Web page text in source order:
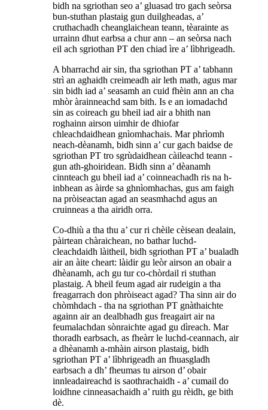
bidh na sgriothan seo a’ gluasad tro gach seòrsa
bun-stuthan plastaig gun duilgheadas, a’
cruthachadh cheanglaichean teann, tèarainte as
urrainn dhut earbsa a chur ann – an seòrsa nach
eil ach sgriothan PT den chiad ìre a’ lìbhrigeadh.
A bharrachd air sin, tha sgriothan PT a’ tabhann
strì an aghaidh creimeadh air leth math, agus mar
sin bidh iad a’ seasamh an cuid fhèin ann an cha
mhòr àrainneachd sam bith. Is e an iomadachd
sin as coireach gu bheil iad air a bhith nan
roghainn airson uimhir de dhiofar
chleachdaidhean gnìomhachais. Mar phrìomh
neach-dèanamh, bidh sinn a’ cur gach baidse de
sgriothan PT tro sgrùdaidhean càileachd teann -
gun ath-ghoiridean. Bidh sinn a’ dèanamh
cinnteach gu bheil iad a’ coinneachadh ris na h-
inbhean as àirde sa ghnìomhachas, gus am faigh
na pròiseactan agad an seasmhachd agus an
cruinneas a tha airidh orra.
Co-dhiù a tha thu a’ cur ri chèile cèisean dealain,
pàirtean chàraichean, no bathar luchd-
cleachdaidh làitheil, bidh sgriothan PT a’ bualadh
air an àite cheart: làidir gu leòr airson an obair a
dhèanamh, ach gu tur co-chòrdail ri stuthan
plastaig. A bheil feum agad air rudeigin a tha
freagarrach don phròiseact agad? Tha sinn air do
chòmhdach - tha na sgriothan PT gnàthaichte
againn air an dealbhadh gus freagairt air na
feumalachdan sònraichte agad gu dìreach. Mar
thoradh earbsach, as fheàrr le luchd-ceannach, air
a dhèanamh a-mhàin airson plastaig, bidh
sgriothan PT a’ lìbhrigeadh an fhuasgladh
earbsach a dh’ fheumas tu airson d’ obair
innleadaireachd is saothrachaidh - a’ cumail do
loidhne cinneasachaidh a’ ruith gu rèidh, ge bith
dè.